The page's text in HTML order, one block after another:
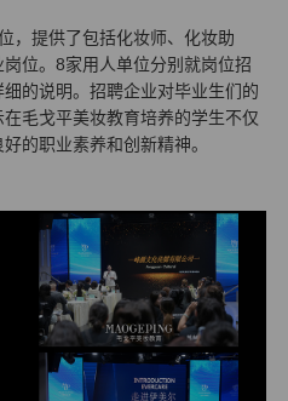
，提供了包括化妆师、化妆助
位。8家用人单位分别就岗位招
的说明。招聘企业对毕业生们的
毛戈平美妆教育培养的学生不仅
的职业素养和创新精神。